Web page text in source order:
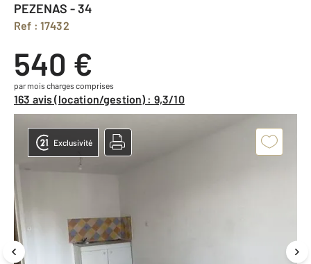
PEZENAS - 34
Ref : 17432
540 €
par mois charges comprises
163 avis (location/gestion) : 9,3/10
Exclusivité